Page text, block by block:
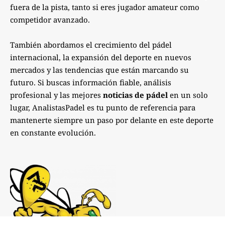
fuera de la pista, tanto si eres jugador amateur como
competidor avanzado.
También abordamos el crecimiento del pádel
internacional, la expansión del deporte en nuevos
mercados y las tendencias que están marcando su
futuro. Si buscas información fiable, análisis
profesional y las mejores noticias de pádel en un solo
lugar, AnalistasPadel es tu punto de referencia para
mantenerte siempre un paso por delante en este deporte
en constante evolución.